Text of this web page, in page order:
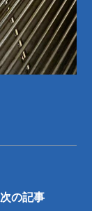
次の記事